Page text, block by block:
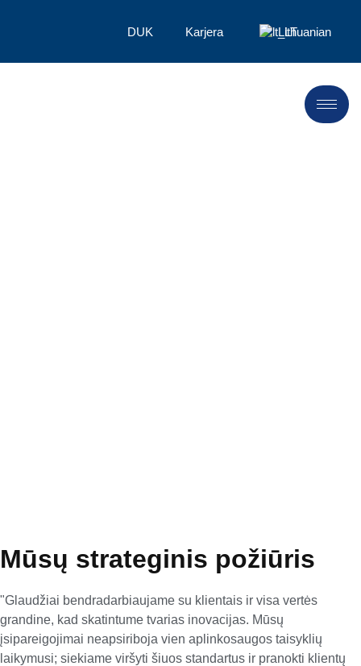
DUK Karjera Lithuanian
Mūsų strateginis požiūris
"Glaudžiai bendradarbiaujame su klientais ir visa vertės
grandine, kad skatintume tvarias inovacijas. Mūsų
įsipareigojimai neapsiriboja vien aplinkosaugos taisyklių
laikymusi; siekiame viršyti šiuos standartus ir pranokti klientų